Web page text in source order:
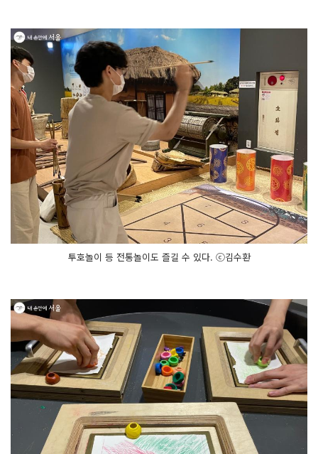
투호놀이 등 전통놀이도 즐길 수 있다. ⓒ김수환